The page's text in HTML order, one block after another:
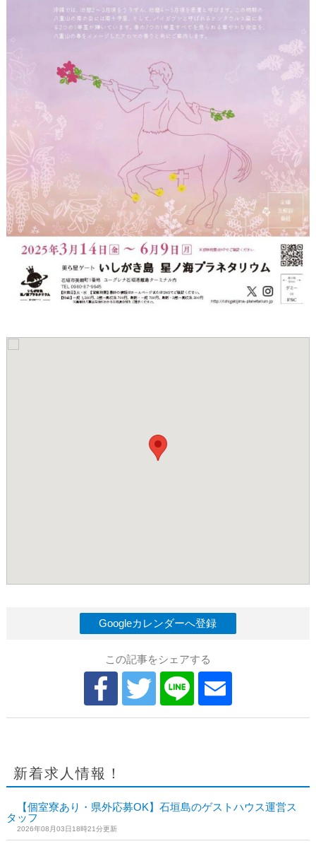
Googleカレンダーへ登録
この記事をシェアする
新着求人情報！
【個室寮あり・県外応募OK】石垣島のゲストハウス運営ス
タッフ
2026年08月03日18時21分更新